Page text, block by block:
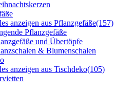
anzeigen aus Pflanzgefäße(157)
Pflanzgefäße
und Übertöpfe
& Blumenschalen
anzeigen aus Tischdeko(105)